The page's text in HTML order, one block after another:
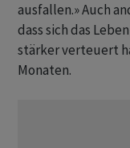
ausfallen.» Auch
dass sich das
stärker verteuert
Monaten.